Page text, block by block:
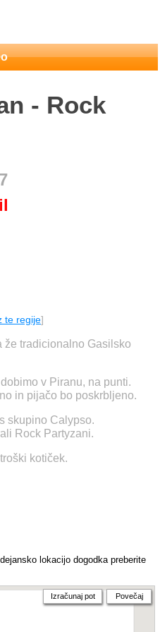
- Rock
te regije]
že tradicionalno Gasilsko
v Piranu, na punti.
in pijačo bo poskrbljeno.
skupino Calypso.
Rock Partyzani.
kotiček.
lokacijo dogodka preberite
Izračunaj pot Povečaj